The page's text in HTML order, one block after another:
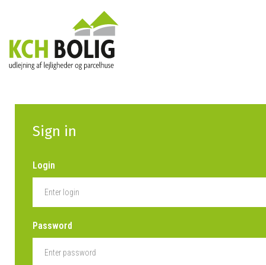
Sign in
Login
Password